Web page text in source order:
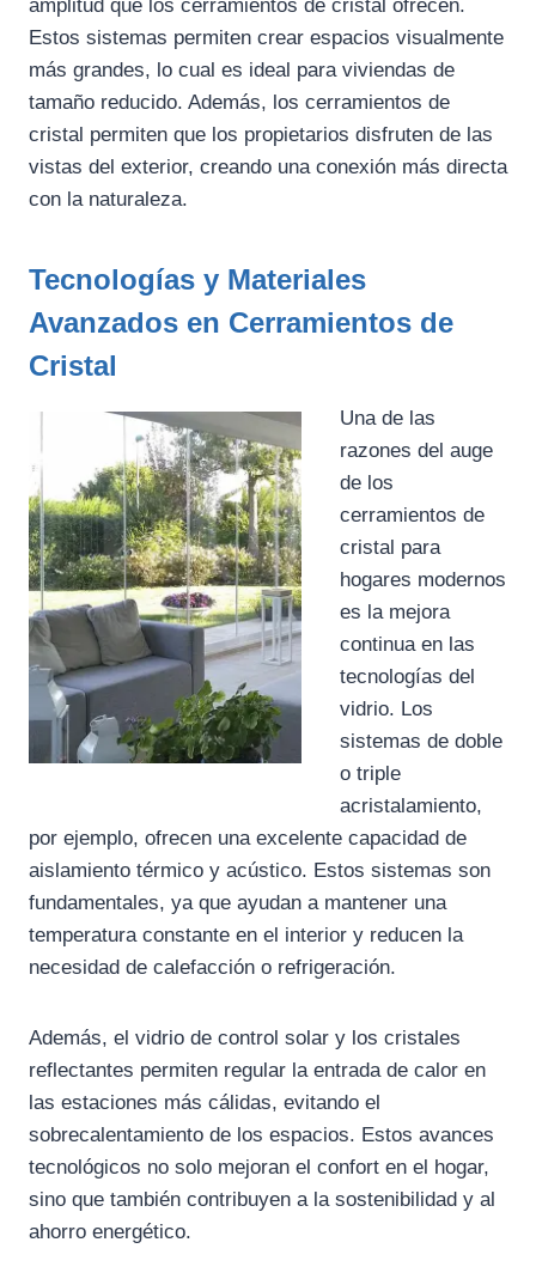
amplitud que los cerramientos de cristal ofrecen.
Estos sistemas permiten crear espacios visualmente
más grandes, lo cual es ideal para viviendas de
tamaño reducido. Además, los cerramientos de
cristal permiten que los propietarios disfruten de las
vistas del exterior, creando una conexión más directa
con la naturaleza.
Tecnologías y Materiales
Avanzados en Cerramientos de
Cristal
Una de las
razones del auge
de los
cerramientos de
cristal para
hogares modernos
es la mejora
continua en las
tecnologías del
vidrio. Los
sistemas de doble
o triple
acristalamiento,
por ejemplo, ofrecen una excelente capacidad de
aislamiento térmico y acústico. Estos sistemas son
fundamentales, ya que ayudan a mantener una
temperatura constante en el interior y reducen la
necesidad de calefacción o refrigeración.
Además, el vidrio de control solar y los cristales
reflectantes permiten regular la entrada de calor en
las estaciones más cálidas, evitando el
sobrecalentamiento de los espacios. Estos avances
tecnológicos no solo mejoran el confort en el hogar,
sino que también contribuyen a la sostenibilidad y al
ahorro energético.